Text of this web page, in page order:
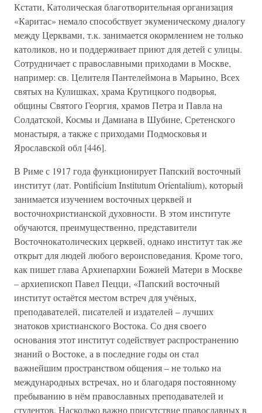
Кстати, Католическая благотворительная организация
«Каритас» немало способствует экуменическому диалогу
между Церквами, т.к. занимается окормлением не только
католиков, но и поддерживает приют для детей с улицы.
Сотрудничает с православными приходами в Москве,
например: св. Целителя Пантелеймона в Марьино, Всех
святых на Кулишках, храма Крутицкого подворья,
общины Святого Георгия, храмов Петра и Павла на
Солдатской, Космы и Дамиана в Шубине, Сретенского
монастыря, а также с приходами Подмосковья и
Ярославской обл [446].
В Риме с 1917 года функционирует Папский восточный
институт (лат. Pontificium Institutum Orientalium), который
занимается изучением восточных церквей и
восточнохристианской духовности. В этом институте
обучаются, преимущественно, представители
Восточнокатолических церквей, однако институт так же
открыт для людей любого вероисповедания. Кроме того,
как пишет глава Архиепархии Божией Матери в Москве
– архиепископ Павел Пецци, «Папский восточный
институт остаётся местом встреч для учёных,
преподавателей, писателей и издателей – лучших
знатоков христианского Востока. Со дня своего
основания этот институт содействует распространению
знаний о Востоке, а в последние годы он стал
важнейшим пространством общения – не только на
международных встречах, но и благодаря постоянному
пребыванию в нём православных преподавателей и
студентов. Насколько важно присутствие православных в